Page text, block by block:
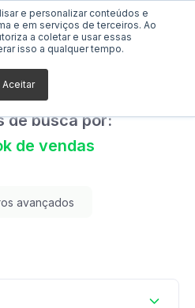
e personalizar conteúdos e
e em serviços de terceiros. Ao
a coletar e usar essas
isso a qualquer tempo.
Aceitar
0
de busca por:
de vendas
avançados